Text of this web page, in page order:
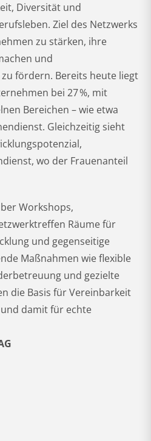
Diversität und
Ziel des Netzwerks
zu stärken, ihre
und
fördern. Bereits heute liegt
bei 27 %, mit
Bereichen – wie etwa
Gleichzeitig sieht
wo der Frauenanteil
Workshops,
Räume für
und gegenseitige
Maßnahmen wie flexible
und gezielte
die Basis für Vereinbarkeit
damit für echte